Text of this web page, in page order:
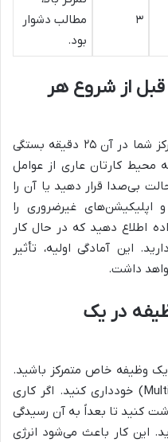
۳
مطالب دشوار
بود.
از شروع هر
موفقیت یک پومودورو به میزان تمرکز شما در آن ۲۵ دقیقه بستگی
محیط کارتان عاری از عوامل
بی‌صدا قرار دهید یا آن را
و اپلیکیشن‌های غیرضروری را
اطلاع دهید که در حال کار
این آمادگی اولیه، تأثیر
داشت.
در یک
یک وظیفه خاص متمرکز باشید.
از انجام چند کار همزمان (Multitasking) خودداری کنید. اگر کاری
کنید تا بعداً به آن رسیدگی
این کار باعث می‌شود انرژی